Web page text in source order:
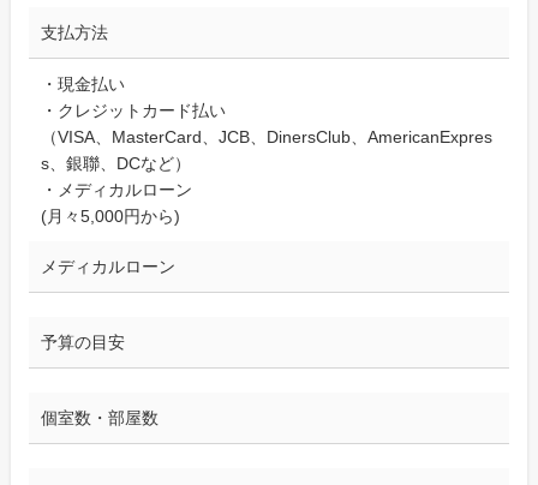
支払方法
・現金払い
・クレジットカード払い
（VISA、MasterCard、JCB、DinersClub、AmericanExpres
s、銀聯、DCなど）
・メディカルローン
(月々5,000円から)
メディカルローン
予算の目安
個室数・部屋数